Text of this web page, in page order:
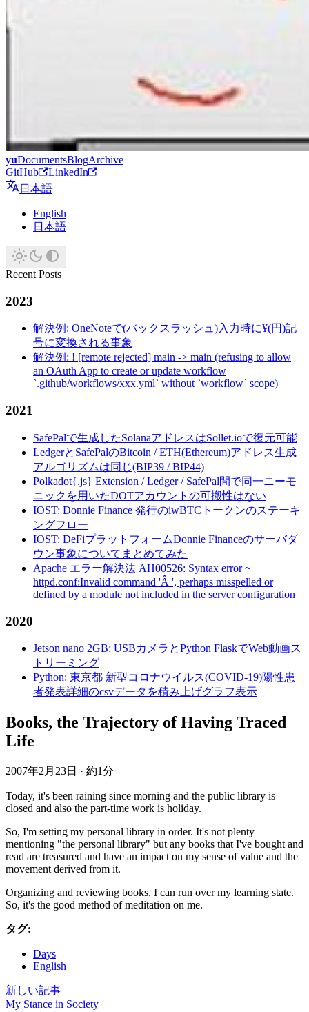
yuDocumentsBlogArchive
GitHub
LinkedIn
日本語
English
日本語
Recent Posts
2023
解決例: OneNoteで(バックスラッシュ)入力時に¥(円)記
号に変換される事象
解決例: ! [remote rejected] main -> main (refusing to allow
an OAuth App to create or update workflow
`.github/workflows/xxx.yml` without `workflow` scope)
2021
SafePalで生成したSolanaアドレスはSollet.ioで復元可能
LedgerとSafePalのBitcoin / ETH(Ethereum)アドレス生成
アルゴリズムは同じ(BIP39 / BIP44)
Polkadot{.js} Extension / Ledger / SafePal間で同一ニーモ
ニックを用いたDOTアカウントの可搬性はない
IOST: Donnie Finance 発行のiwBTCトークンのステーキ
ングフロー
IOST: DeFiプラットフォームDonnie Financeのサーバダ
ウン事象についてまとめてみた
Apache エラー解決法 AH00526: Syntax error ~
httpd.conf:Invalid command 'Â ', perhaps misspelled or
defined by a module not included in the server configuration
2020
Jetson nano 2GB: USBカメラとPython FlaskでWeb動画ス
トリーミング
Python: 東京都 新型コロナウイルス(COVID-19)陽性患
者発表詳細のcsvデータを積み上げグラフ表示
Books, the Trajectory of Having Traced
Life
2007年2月23日 · 約1分
Today, it's been raining since morning and the public library is
closed and also the part-time work is holiday.
So, I'm setting my personal library in order. It's not plenty
mentioning "the personal library" but any books that I've bought and
read are treasured and have an impact on my sense of value and the
movement derived from it.
Organizing and reviewing books, I can run over my learning state.
So, it's the good method of meditation on me.
タグ:
Days
English
新しい記事
My Stance in Society